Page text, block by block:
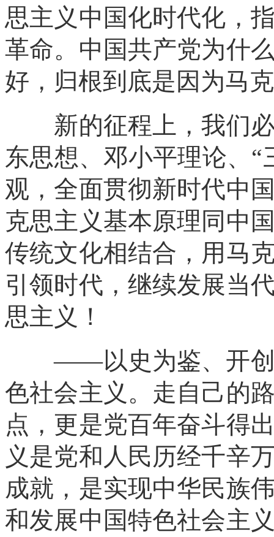
思主义中国化时代化，
革命。中国共产党为什
好，归根到底是因为马
新的征程上，我们必
东思想、邓小平理论、
观，全面贯彻新时代中
克思主义基本原理同中
传统文化相结合，用马
引领时代，继续发展当
思主义！
——以史为鉴、开创
色社会主义。走自己的
点，更是党百年奋斗得
义是党和人民历经千辛
成就，是实现中华民族
和发展中国特色社会主